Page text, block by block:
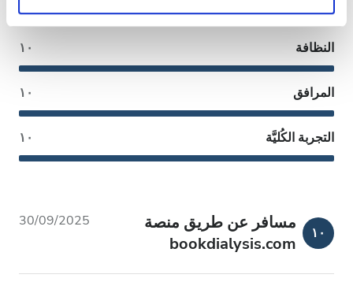
النظافة ١٠
المرافق ١٠
التجربة الكُليَّة ١٠
١٠
مسافر عن طريق منصة
bookdialysis.com
30/09/2025